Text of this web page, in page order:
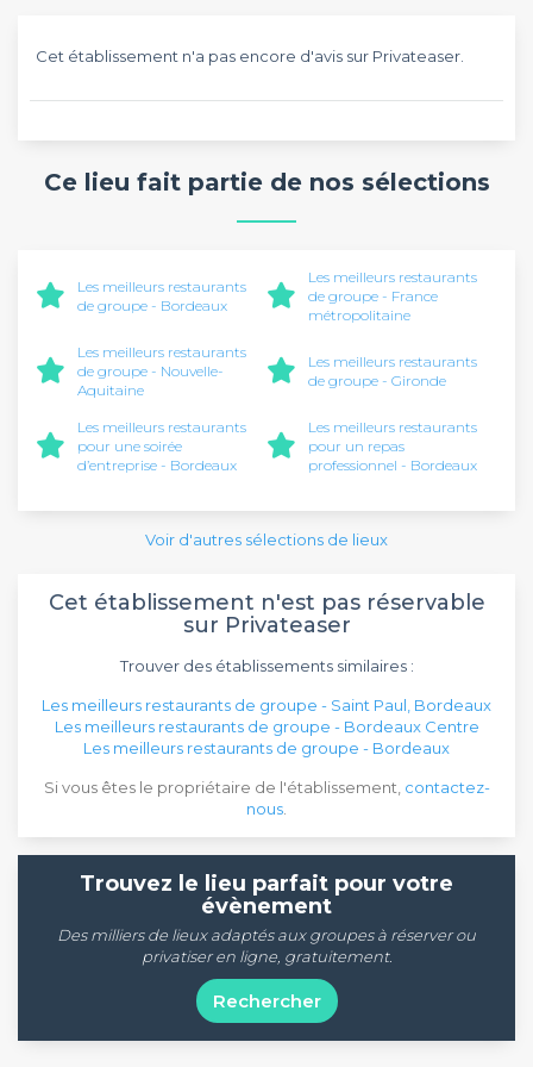
Cet établissement n'a pas encore d'avis sur Privateaser.
Ce lieu fait partie de nos sélections
Les meilleurs restaurants
de groupe - Bordeaux
Les meilleurs restaurants
de groupe - France
métropolitaine
Les meilleurs restaurants
de groupe - Nouvelle-
Aquitaine
Les meilleurs restaurants
de groupe - Gironde
Les meilleurs restaurants
pour une soirée
d’entreprise - Bordeaux
Les meilleurs restaurants
pour un repas
professionnel - Bordeaux
Voir d'autres sélections de lieux
Cet établissement n'est pas réservable
sur Privateaser
Trouver des établissements similaires :
Les meilleurs restaurants de groupe - Saint Paul, Bordeaux
Les meilleurs restaurants de groupe - Bordeaux Centre
Les meilleurs restaurants de groupe - Bordeaux
Si vous êtes le propriétaire de l'établissement, contactez-
nous
Trouvez le lieu parfait pour votre
évènement
Des milliers de lieux adaptés aux groupes à réserver ou
privatiser en ligne, gratuitement.
Rechercher